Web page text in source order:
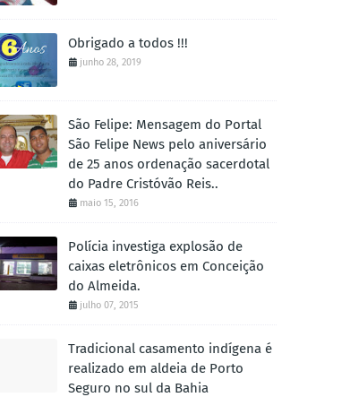
Obrigado a todos !!!
junho 28, 2019
São Felipe: Mensagem do Portal
São Felipe News pelo aniversário
de 25 anos ordenação sacerdotal
do Padre Cristóvão Reis..
maio 15, 2016
Polícia investiga explosão de
caixas eletrônicos em Conceição
do Almeida.
julho 07, 2015
Tradicional casamento indígena é
realizado em aldeia de Porto
Seguro no sul da Bahia